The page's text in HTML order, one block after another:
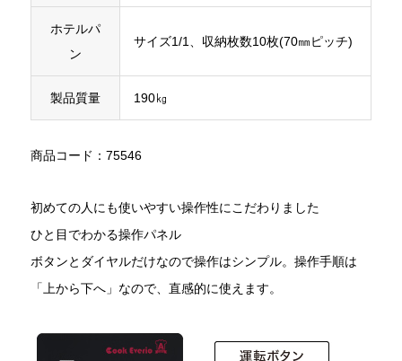
ホテルパ
ン
サイズ1/1、収納枚数10枚(70㎜ピッチ)
製品質量 190㎏
商品コード：75546
初めての人にも使いやすい操作性にこだわりました
ひと目でわかる操作パネル
ボタンとダイヤルだけなので操作はシンプル。操作手順は
「上から下へ」なので、直感的に使えます。